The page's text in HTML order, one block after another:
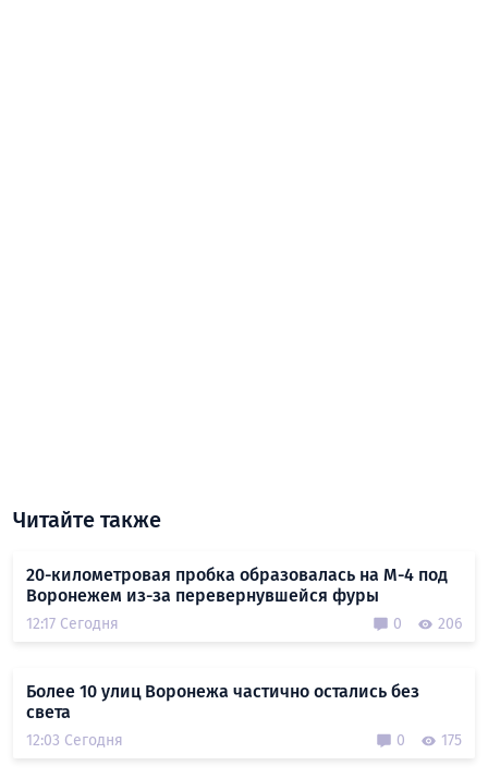
Читайте также
20-километровая пробка образовалась на М-4 под
Воронежем из-за перевернувшейся фуры
12:17 Сегодня 0 206
Более 10 улиц Воронежа частично остались без
света
12:03 Сегодня 0 175